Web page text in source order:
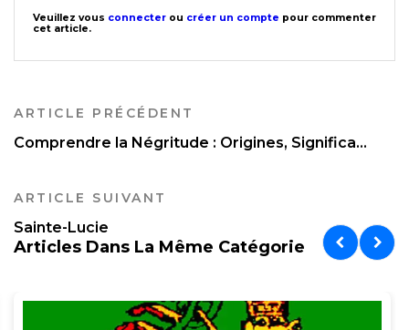
Veuillez vous connecter ou créer un compte pour commenter
cet article.
ARTICLE PRÉCÉDENT
Comprendre la Négritude : Origines, Significa...
ARTICLE SUIVANT
Sainte-Lucie
Articles Dans La Même Catégorie